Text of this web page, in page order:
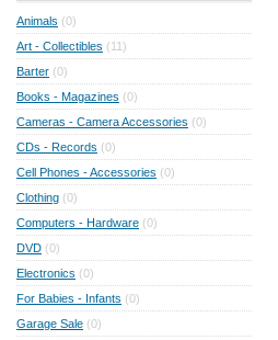
Animals (0)
Art - Collectibles (11)
Barter (0)
Books - Magazines (0)
Cameras - Camera Accessories (0)
CDs - Records (0)
Cell Phones - Accessories (0)
Clothing (0)
Computers - Hardware (0)
DVD (0)
Electronics (0)
For Babies - Infants (0)
Garage Sale (0)